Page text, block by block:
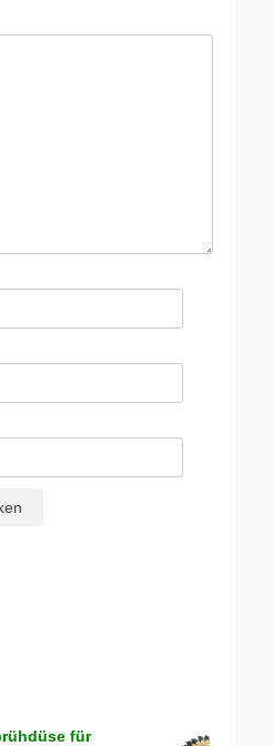
für